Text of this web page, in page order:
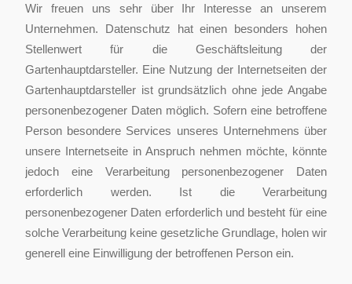
Wir freuen uns sehr über Ihr Interesse an unserem
Unternehmen. Datenschutz hat einen besonders hohen
Stellenwert für die Geschäftsleitung der
Gartenhauptdarsteller. Eine Nutzung der Internetseiten der
Gartenhauptdarsteller ist grundsätzlich ohne jede Angabe
personenbezogener Daten möglich. Sofern eine betroffene
Person besondere Services unseres Unternehmens über
unsere Internetseite in Anspruch nehmen möchte, könnte
jedoch eine Verarbeitung personenbezogener Daten
erforderlich werden. Ist die Verarbeitung
personenbezogener Daten erforderlich und besteht für eine
solche Verarbeitung keine gesetzliche Grundlage, holen wir
generell eine Einwilligung der betroffenen Person ein.